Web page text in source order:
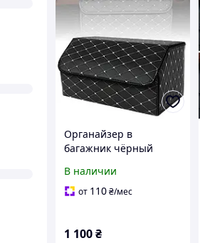
Органайзер в
багажник чёрный
В наличии
от 110₴/мес
1 100₴